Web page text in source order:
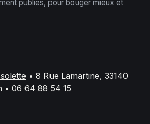
publiés, pour bouger mieux et
• 8 Rue Lamartine, 33140
• 06 64 88 54 15